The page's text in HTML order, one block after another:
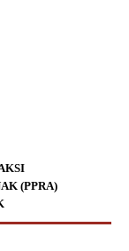
(PPRA)